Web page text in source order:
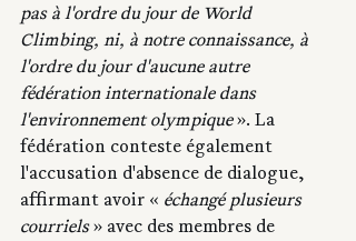
pas à l'ordre du jour de World
Climbing, ni, à notre connaissance, à
l'ordre du jour d'aucune autre
fédération internationale dans
l'environnement olympique ». La
fédération conteste également
l'accusation d'absence de dialogue,
affirmant avoir « échangé plusieurs
courriels » avec des membres de